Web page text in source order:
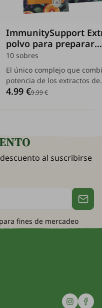
ImmunitySupport
polvo para preparar
bebidas
10 sobres
El único complejo que
potencia de los extractos de
plantas y antioxidantes - en
4.99 €9.99 €
al suscribirse
fines de mercadeo